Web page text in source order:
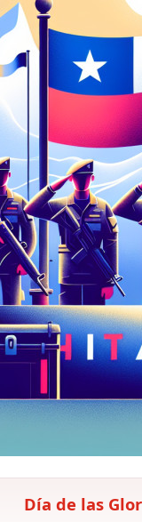
Día de las